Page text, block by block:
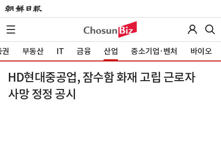
부동산 IT 금융 산업 중소기업·벤처 바이오
HD현대중공업, 잠수함 화재 고립 근로자
사망 정정 공시